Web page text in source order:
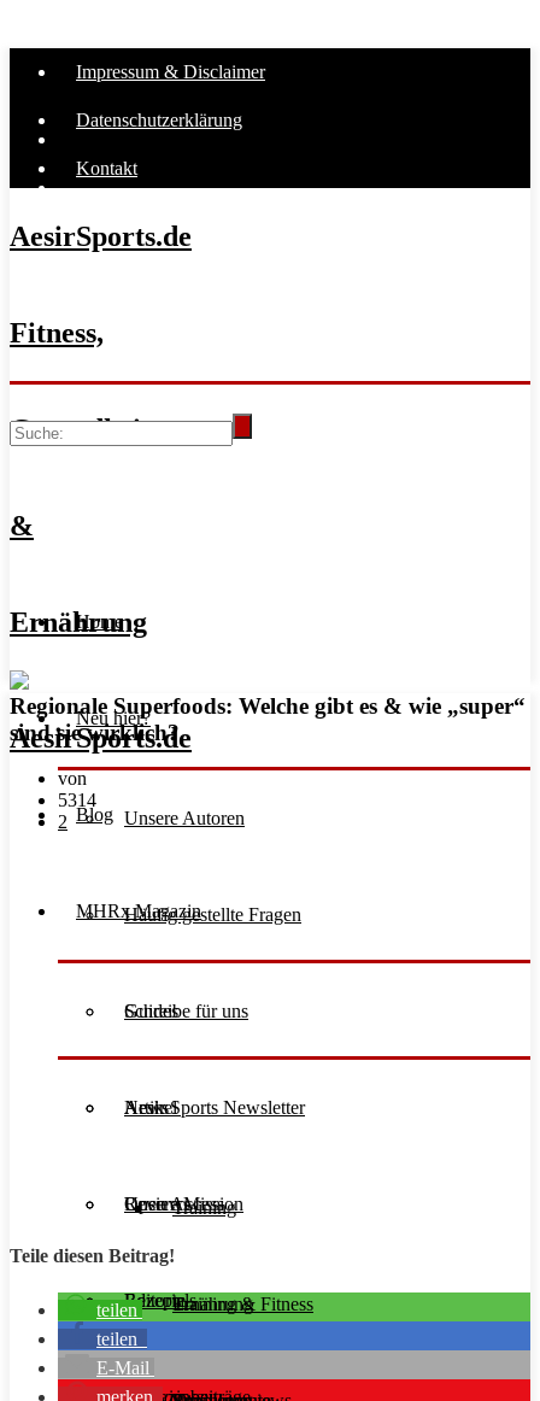
Impressum & Disclaimer
Datenschutzerklärung
Kontakt
AesirSports.de
Fitness,
Gesundheit
&
Ernährung
Home
Unsere Autoren
Häufig gestellte Fragen
Schreibe für uns
Aesir Sports Newsletter
Unsere Mission
Neu hier?
Blog
Guides
Training
Ernährung
Artikel
Training & Fitness
Reviews
Rezepte
Interviews
MHRx Magazin
News
Open Access
Editorials
Magazinbeiträge
Regionale Superfoods: Welche gibt es & wie „super“
sind sie wirklich?
von
5314
2
Teile diesen Beitrag!
teilen
teilen
E-Mail
merken